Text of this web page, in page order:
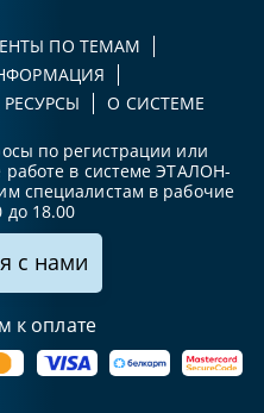
ПО ТЕМАМ
О СИСТЕМЕ
по регистрации или
работе в системе ЭТАЛОН-
специалистам в рабочие
до 18.00
с нами
к оплате